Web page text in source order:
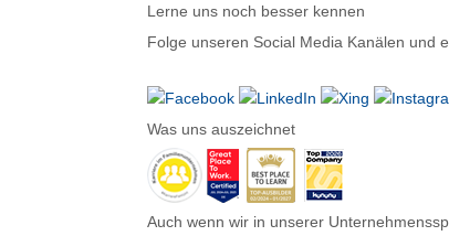
Lerne uns noch besser kennen
Folge unseren Social Media Kanälen und
Was uns auszeichnet
Auch wenn wir in unserer